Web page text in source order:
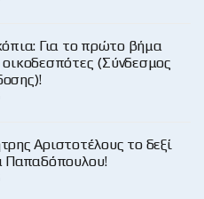
Για το πρώτο βήμα
(Σύνδεσμος
Αριστοτέλους το δεξί
Παπαδόπουλου!